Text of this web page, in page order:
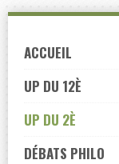
navigation
Skip
content
ACCUEIL
UP DU 12È
UP DU 2È
DÉBATS PHILO